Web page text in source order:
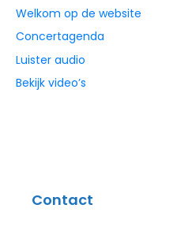
Welkom op de website
Concertagenda
Luister audio
Bekijk video’s
Contact